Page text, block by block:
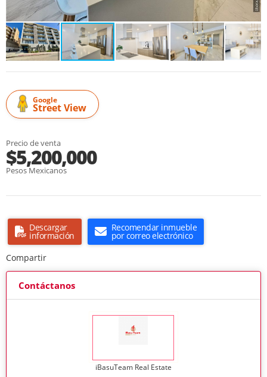
Google
Street View
Precio de venta
$5,200,000
Pesos Mexicanos
Descargar
información
Recomendar inmueble
por correo electrónico
Compartir
Contáctanos
iBasuTeam Real Estate